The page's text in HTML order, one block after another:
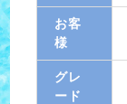
お客
様
グレ
ード